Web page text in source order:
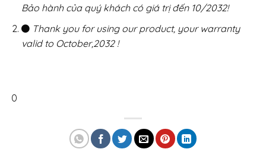
Bảo hành của quý khách có giá trị đến 10/2032!
Thank you for using our product, your warranty
valid to October,2032 !
0